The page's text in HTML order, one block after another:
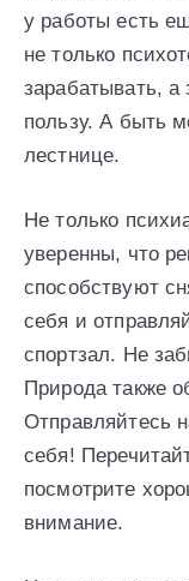
у работы есть
не только
зарабатывать, а
пользу. А быть
лестнице.
Не только
уверенны, что
способствуют
себя и
спортзал. Не
Природа также
Отправляйтесь
себя!
посмотрите
внимание.